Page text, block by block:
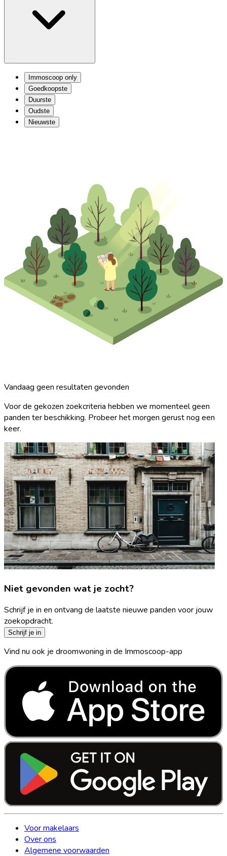
Immoscoop only
Goedkoopste
Duurste
Oudste
Nieuwste
Vandaag geen resultaten gevonden
Voor de gekozen zoekcriteria hebben we momenteel geen
panden ter beschikking. Probeer het morgen gerust nog een
keer.
Niet gevonden wat je zocht?
Schrijf je in en ontvang de laatste nieuwe panden voor jouw
zoekopdracht.
Schrijf je in
Vind nu ook je droomwoning in de Immoscoop-app
Voor makelaars
Over ons
Algemene voorwaarden